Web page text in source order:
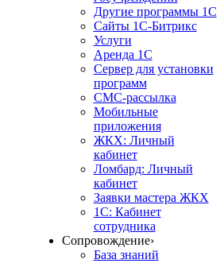
Другие программы 1С
Сайты 1С-Битрикс
Услуги
Аренда 1С
Сервер для установки
программ
СМС-рассылка
Мобильные
приложения
ЖКХ: Личный
кабинет
Ломбард: Личный
кабинет
Заявки мастера ЖКХ
1С: Кабинет
сотрудника
Сопровождение›
База знаний